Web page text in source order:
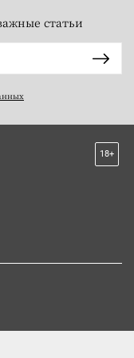
статьи
18+